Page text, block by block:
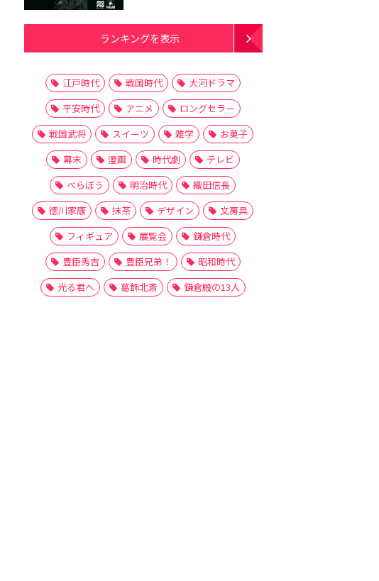
ランキングを表示
江戸時代 戦国時代
大河ドラマ
平安時代
アニメ
ロングセラー
戦国武将
スイーツ 雑学
お菓子
幕末
漫画 時代劇
テレビ
べらぼう
明治時代
織田信長
徳川家康
抹茶 デザイン
文房具
フィギュア
展覧会
鎌倉時代
豊臣秀吉
豊臣兄弟！
昭和時代
光る君へ
葛飾北斎 鎌倉殿の13人